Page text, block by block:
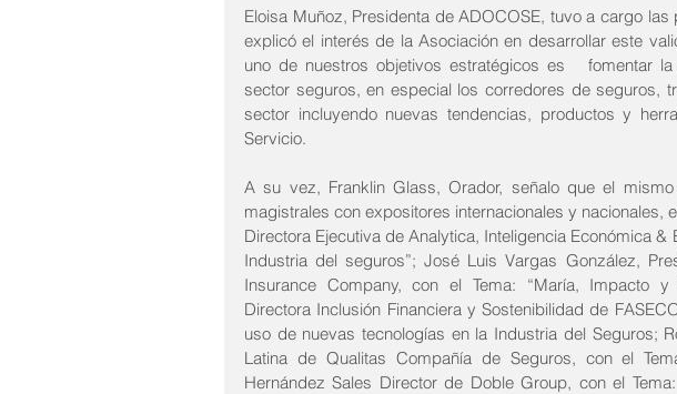
Eloisa Muñoz, Presidenta de ADOCOSE, tuvo a cargo
explicó el interés de la Asociación en desarrollar este
uno de nuestros objetivos estratégicos es   fomentar
sector seguros, en especial los corredores de seguros,
sector incluyendo nuevas tendencias, productos y
Servicio.
A su vez, Franklin Glass, Orador, señalo que el
magistrales con expositores internacionales y nacionales,
Directora Ejecutiva de Analytica, Inteligencia Económica &
Industria del seguros”; José Luis Vargas González,
Insurance Company, con el Tema: “María, Impacto y
Directora Inclusión Financiera y Sostenibilidad de
uso de nuevas tecnologías en la Industria del Seguros;
Latina de Qualitas Compañía de Seguros, con el
Hernández Sales Director de Doble Group, con el